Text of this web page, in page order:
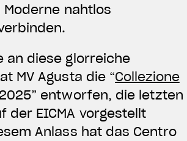
nahtlos
an diese glorreiche
MV Agusta die “Collezione
entworfen, die letzten
der EICMA vorgestellt
Anlass hat das Centro